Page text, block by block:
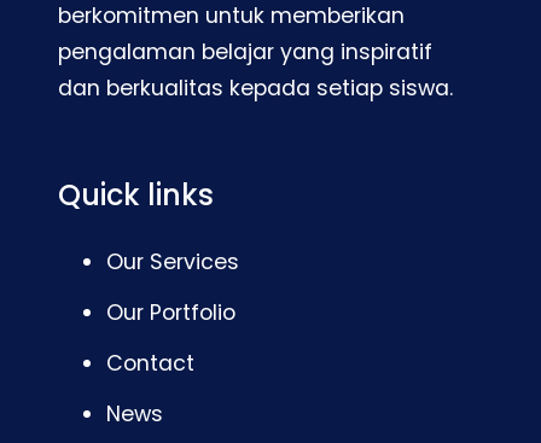
berkomitmen untuk memberikan
pengalaman belajar yang inspiratif
dan berkualitas kepada setiap siswa.
Quick links
Our Services
Our Portfolio
Contact
News